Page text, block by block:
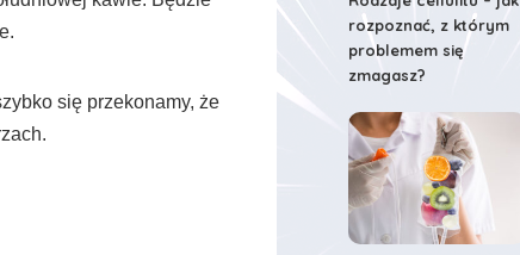
się przekonamy, że
rozpoznać, z którym
problemem się
zmagasz?